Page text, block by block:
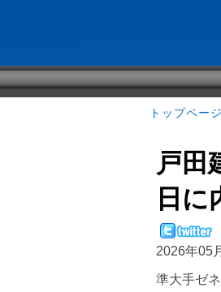
トップページ
戸田
日に
2026年05
準大手ゼ